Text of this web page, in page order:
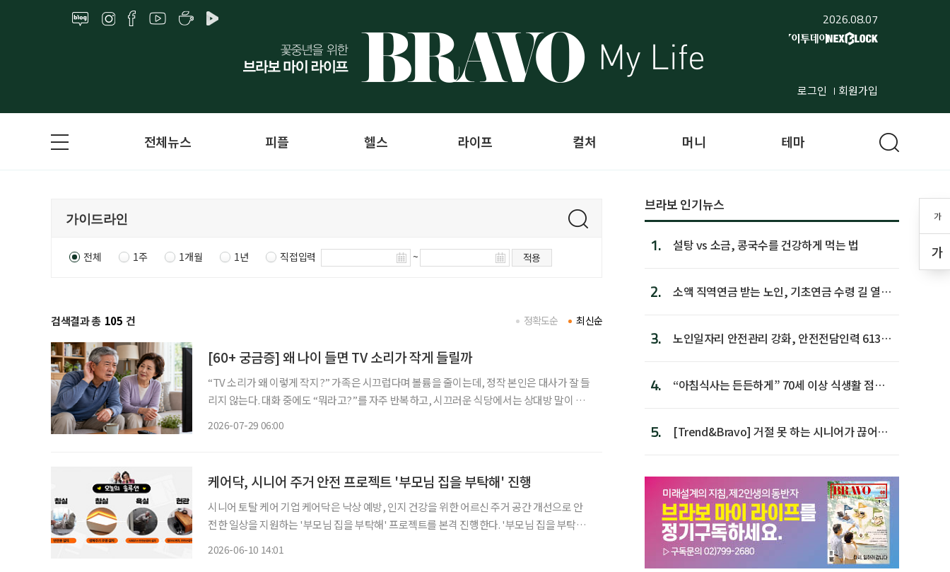
2026.08.07
로그인 회원가입
가
가
전체뉴스 피플 헬스 라이프 컬처 머니 테마
전체 1주 1개월 1년 직접입력 ~ 적용
검색결과 총 105 건 최신순
정확도순
[60+ 궁금증] 왜 나이 들면 TV 소리가 작게 들릴까
“TV 소리가 왜 이렇게 작지?” 가족은 시끄럽다며 볼륨을 줄이는데, 정작 본인은 대사가 잘 들
리지 않는다. 대화 중에도 “뭐라고?”를 자주 반복하고, 시끄러운 식당에서는 상대방 말이 웅
2026-07-29 06:00
케어닥, 시니어 주거 안전 프로젝트 '부모님 집을 부탁해' 진행
시니어 토탈 케어 기업 케어닥은 낙상 예방, 인지 건강을 위한 어르신 주거 공간 개선으로 안
전한 일상을 지원하는 '부모님 집을 부탁해' 프로젝트를 본격 진행한다. '부모님 집을 부탁
2026-06-10 14:01
브라보 인기뉴스
1. 설탕 vs 소금, 콩국수를 건강하게 먹는 법
2.
소액 직역연금 받는 노인, 기초연금 수령 길 열린
3.
노인일자리 안전관리 강화, 안전전담인력 613명
4.
“아침식사는 든든하게” 70세 이상 식생활 점수
5.
[Trend&Bravo] 거절 못 하는 시니어가 끊어야